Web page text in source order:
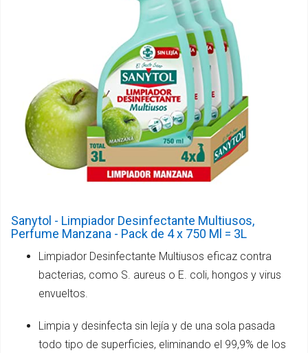
Sanytol - Limpiador Desinfectante Multiusos,
Perfume Manzana - Pack de 4 x 750 Ml = 3L
Limpiador Desinfectante Multiusos eficaz contra
bacterias, como S. aureus o E. coli, hongos y virus
envueltos.
Limpia y desinfecta sin lejía y de una sola pasada
todo tipo de superficies, eliminando el 99,9% de los